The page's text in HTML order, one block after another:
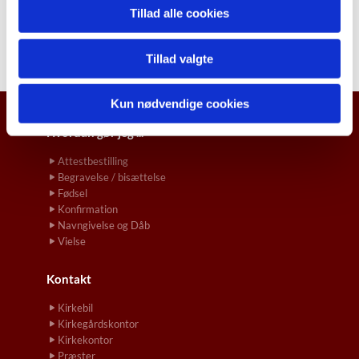
Tillad alle cookies
Tillad valgte
Kun nødvendige cookies
Hvordan gør jeg ...
Attestbestilling
Begravelse / bisættelse
Fødsel
Konfirmation
Navngivelse og Dåb
Vielse
Kontakt
Kirkebil
Kirkegårdskontor
Kirkekontor
Præster